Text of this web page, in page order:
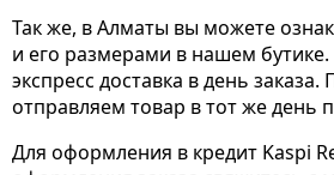
Так же, в Алматы вы можете
и его размерами в нашем
экспресс доставка в день заказа.
отправляем товар в тот же день
Для оформления в кредит Kaspi